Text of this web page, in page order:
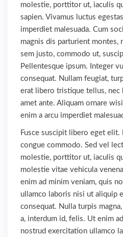
molestie, porttitor ut, iaculis
sapien. Vivamus luctus
imperdiet malesuada. Cum
magnis dis parturient montes,
sem justo, commodo ut,
Pellentesque ipsum. Integer
consequat. Nullam feugiat,
erat libero tristique tellus, nec
amet ante. Aliquam ornare
enim a arcu imperdiet
Fusce suscipit libero eget
congue commodo. Sed vel
molestie, porttitor ut, iaculis
molestie vitae vehicula
enim ad minim veniam, quis
ullamco laboris nisi ut aliquip
consequat. Nulla turpis
a, interdum id, felis. Ut enim
nostrud exercitation ullamco